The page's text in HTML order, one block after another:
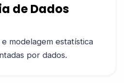
de Dados
modelagem estatística
por dados.